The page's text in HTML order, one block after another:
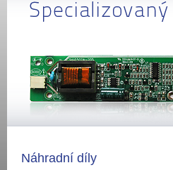
Náhradní díly